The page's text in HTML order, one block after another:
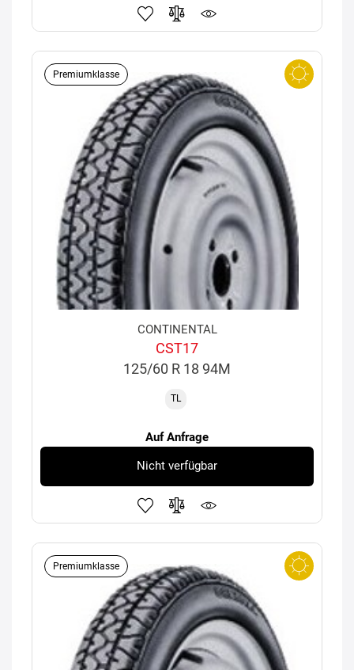
Premiumklasse
CONTINENTAL
CST17
125/60 R 18 94M
TL
Auf Anfrage
Nicht verfügbar
Premiumklasse